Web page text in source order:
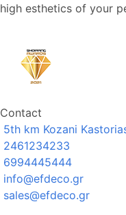
high esthetics of your
Contact
5th km Kozani
2461234233
6994445444
info@efdeco.gr
sales@efdeco.gr